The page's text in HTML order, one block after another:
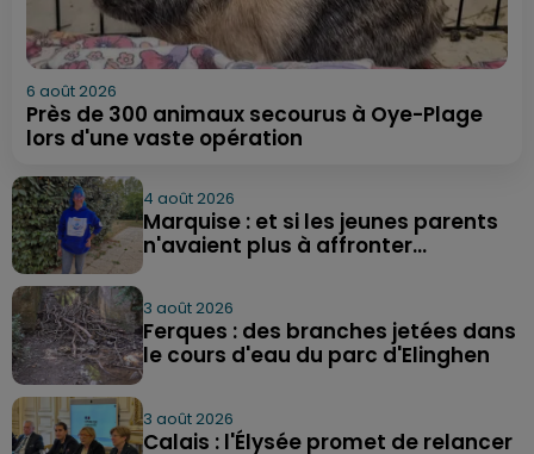
6 août 2026
Près de 300 animaux secourus à Oye-Plage
lors d'une vaste opération
4 août 2026
Marquise : et si les jeunes parents
n'avaient plus à affronter...
3 août 2026
Ferques : des branches jetées dans
le cours d'eau du parc d'Elinghen
3 août 2026
Calais : l'Élysée promet de relancer